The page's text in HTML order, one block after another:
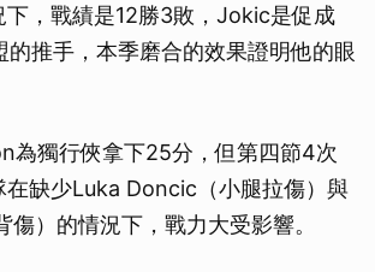
下，戰績是12勝3敗，Jokic是促成
推手，本季磨合的效果證明他的眼
為獨行俠拿下25分，但第四節4次
在缺少Luka Doncic（小腿拉傷）與
）的情況下，戰力大受影響。